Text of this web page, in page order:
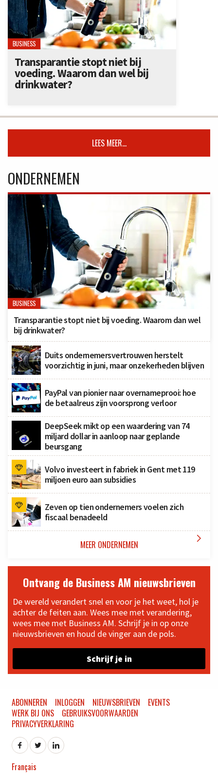
BUSINESS
Transparantie stopt niet bij
voeding. Waarom dan wel bij
drinkwater?
LEES MEER...
ONDERNEMEN
BUSINESS
Transparantie stopt niet bij voeding. Waarom dan wel
bij drinkwater?
Duits ondernemersvertrouwen herstelt
voorzichtig in juni, maar onzekerheden blijven
PayPal van pionier naar overnameprooi: hoe
de betaalreus zijn voorsprong verloor
DeepSeek mikt op een waardering van 74
miljard dollar in aanloop naar geplande
beursgang
Volvo investeert in fabriek in Gent met 119
miljoen euro aan subsidies
Zeven op tien ondernemers voelen zich
fiscaal benadeeld
MEER ONDERNEMEN 
Ontvang de Business AM nieuwsbrieven
De wereld verandert snel en voor je het weet, hol je
achter de feiten aan. Wees mee met verandering,
wees mee met Business AM. Schrijf je in op onze
nieuwsbrieven en houd de vinger aan de pols.
Schrijf je in
ABONNEREN INLOGGEN NIEUWSBRIEVEN
EVENTS
WERK BIJ ONS
GEBRUIKSVOORWAARDEN
PRIVACYVERKLARING
Français